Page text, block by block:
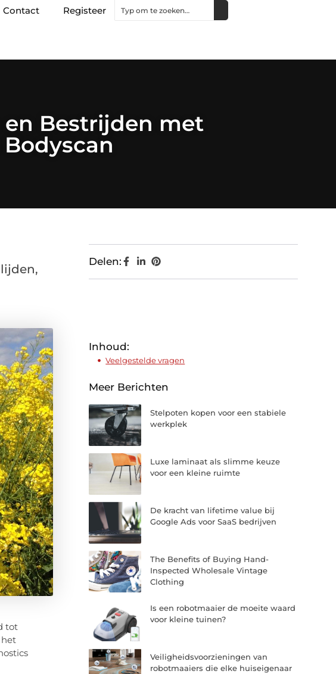
Contact Registeer
Bestrijden met
tot
Delen:
Inhoud:
Veelgestelde vragen
Meer Berichten
Stelpoten kopen voor een stabiele
werkplek
Luxe laminaat als slimme keuze
voor een kleine ruimte
De kracht van lifetime value bij
Google Ads voor SaaS bedrijven
The Benefits of Buying Hand-
Inspected Wholesale Vintage
Clothing
Is een robotmaaier de moeite waard
voor kleine tuinen?
Veiligheidsvoorzieningen van
robotmaaiers die elke huiseigenaar